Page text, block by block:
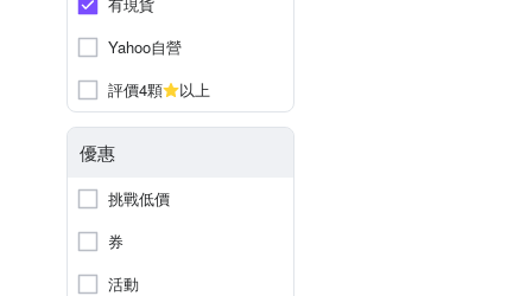
Yahoo自營
評價4顆
以上
優惠
挑戰低價
券
活動